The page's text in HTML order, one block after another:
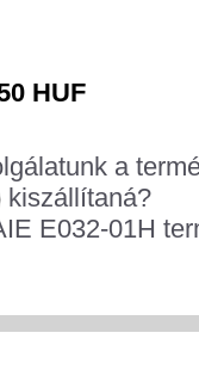
HUF
a
kiszállítaná?
E032-01H